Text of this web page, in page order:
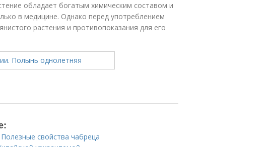
обладает богатым химическим составом и
в медицине. Однако перед употреблением
растения и противопоказания для его
свойства чабреца